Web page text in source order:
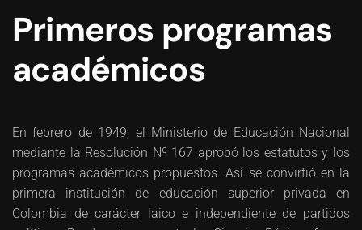
Primeros programas
académicos
En febrero de 1949, el Ministerio de Educación Nacional
mediante la Resolución Nº 167 aprobó los estatutos y los
programas académicos propuestos. Así se convirtió en la
primera institución de educación superior privada en
Colombia de carácter laico e independiente de partidos